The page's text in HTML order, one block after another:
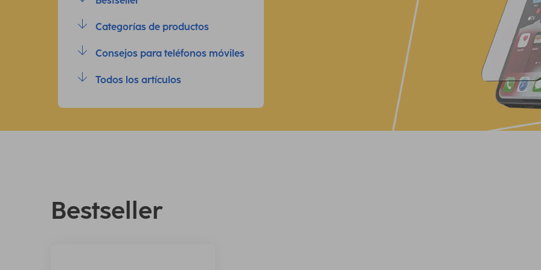
Categorías de productos
Consejos para teléfonos móviles
Todos los artículos
Bestseller